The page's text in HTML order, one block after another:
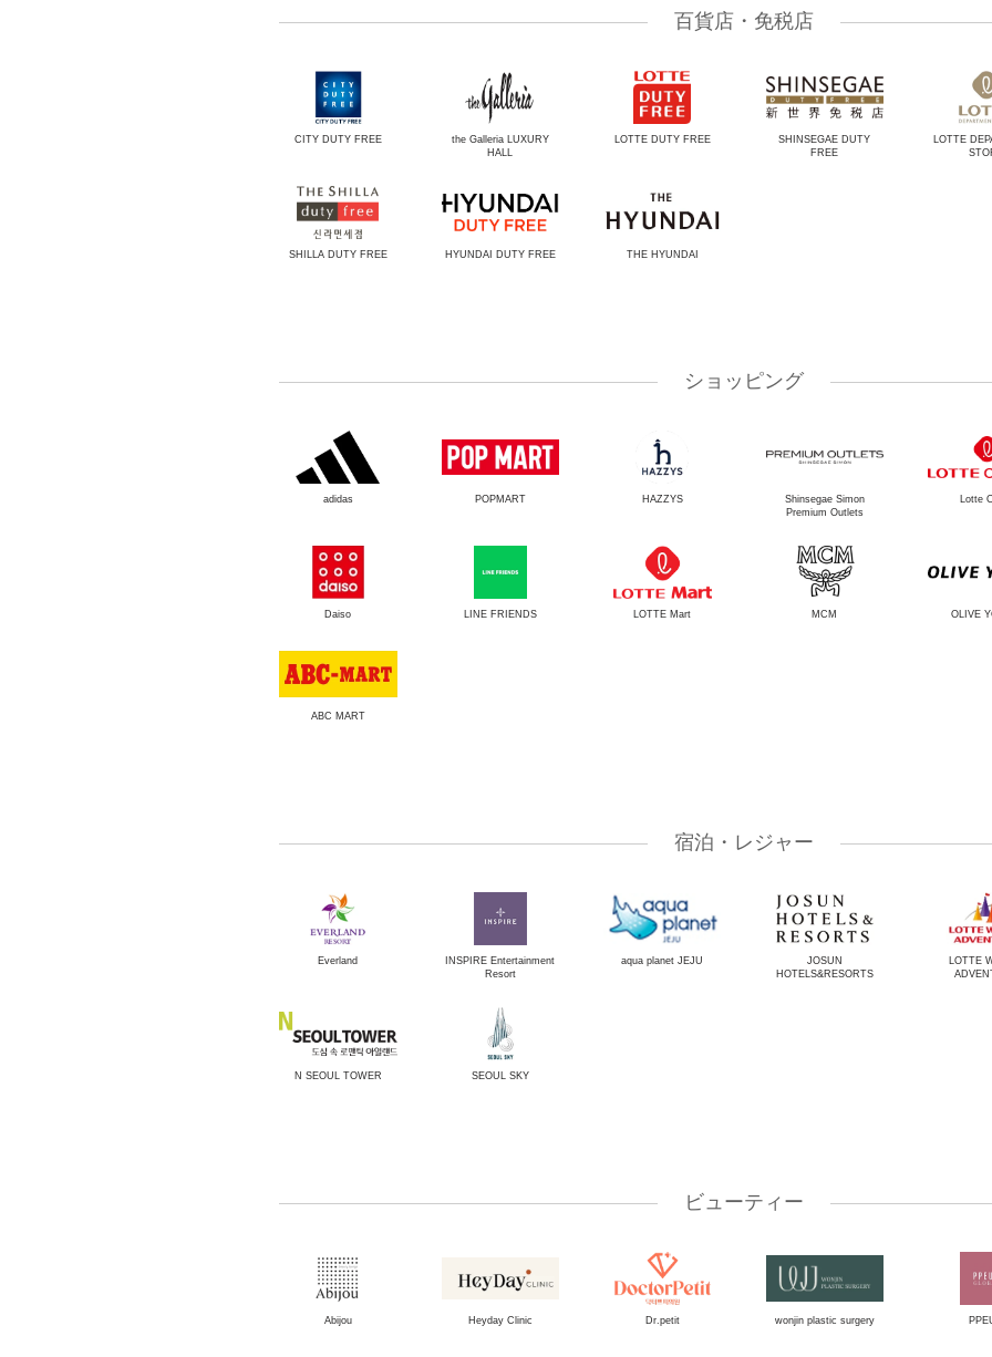
百貨店・免税店
CITY DUTY FREE
the Galleria LUXURY
HALL
LOTTE DUTY FREE
SHINSEGAE DUTY
FREE
LOTTE
SHILLA DUTY FREE HYUNDAI DUTY FREE THE HYUNDAI
ショッピング
adidas POPMART HAZZYS
Shinsegae Simon
Premium Outlets
Lotte
Daiso LINE FRIENDS LOTTE Mart MCM OLIVE
ABC MART
宿泊・レジャー
Everland
INSPIRE Entertainment
Resort
aqua planet JEJU
JOSUN
HOTELS&RESORTS
LOTTE
N SEOUL TOWER SEOUL SKY
ビューティー
Abijou Heyday Clinic Dr.petit wonjin plastic surgery